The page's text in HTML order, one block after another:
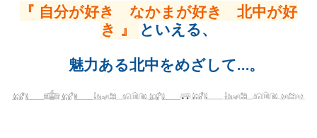
『 自分が好き なかまが好き 北中が好
き 』
といえる、
魅力ある北中をめざして…。